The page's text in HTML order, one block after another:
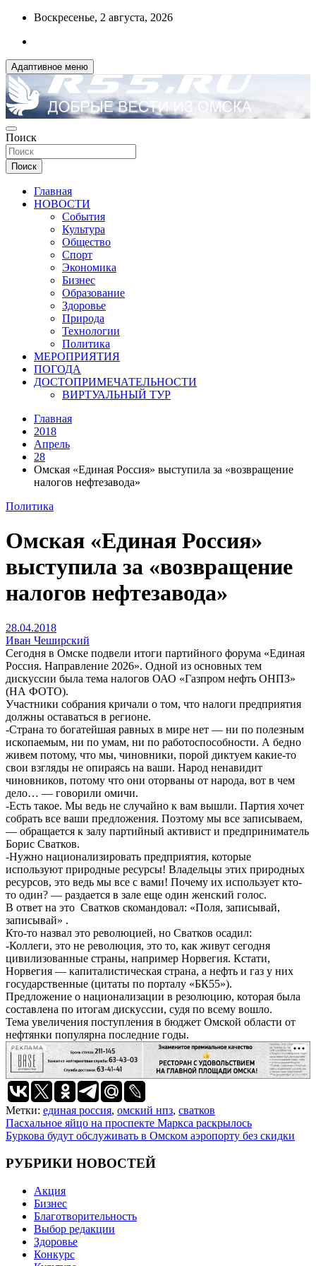
Перейти
содержимому
Воскресенье, 2 августа, 2026
Адаптивное меню
R55.RU
ДОБРЫЕ ВЕСТИ ИЗ ОМСКА
Поиск
Поиск
Главная
НОВОСТИ
События
Культура
Общество
Спорт
Экономика
Бизнес
Образование
Здоровье
Природа
Технологии
Политика
МЕРОПРИЯТИЯ
ПОГОДА
ДОСТОПРИМЕЧАТЕЛЬНОСТИ
ВИРТУАЛЬНЫЙ ТУР
Главная
2018
Апрель
28
Омская «Единая Россия» выступила за «возвращение
налогов нефтезавода»
Политика
Омская «Единая Россия»
выступила за «возвращение
налогов нефтезавода»
28.04.2018
Иван Чеширский
Сегодня в Омске подвели итоги партийного форума «Единая
Россия. Направление 2026». Одной из основных тем
дискуссии была тема налогов ОАО «Газпром нефть ОНПЗ»
(НА ФОТО).
Участники собрания кричали о том, что налоги предприятия
должны оставаться в регионе.
-Страна то богатейшая равных в мире нет — ни по полезным
ископаемым, ни по умам, ни по работоспособности. А бедно
живем потому, что мы, чиновники, порой диктуем какие-то
свои взгляды не опираясь на ваши. Народ ненавидит
чиновников, потому что они оторваны от народа, вот в чем
дело… — говорили омичи.
-Есть такое. Мы ведь не случайно к вам вышли. Партия хочет
собрать все ваши предложения. Поэтому мы все записываем,
— обращается к залу партийный активист и предприниматель
Борис Сватков.
-Нужно национализировать предприятия, которые
используют природные ресурсы! Владельцы этих природных
ресурсов, это ведь мы все с вами! Почему их использует кто-
то один? — раздается в зале еще один женский голос.
В ответ на это Сватков скомандовал: «Поля, записывай,
записывай» .
Кто-то назвал это революцией, но Сватков осадил:
-Коллеги, это не революция, это то, как живут сегодня
цивилизованные страны, например Норвегия. Кстати,
Норвегия — капиталистическая страна, а нефть и газ у них
государственные (цитаты по порталу «БК55»).
Предложение о национализации в резолюцию, которая была
составлена по итогам дискуссии, судя по всему вошло.
Тема увеличения поступления в бюджет Омской области от
нефтянки популярна последние годы.
РЕКЛАМА
Метки: единая россия, омский нпз, сватков
Навигация
по
записям
Пасхальное яйцо на проспекте Маркса раскрылось
Буркова будут обслуживать в Омском аэропорту без скидки
РУБРИКИ НОВОСТЕЙ
Акция
Бизнес
Благотворительность
Выбор редакции
Здоровье
Конкурс